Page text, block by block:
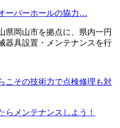
ーバーホールの協力…
県岡山市を拠点に、県内一円
器具設置・メンテナンスを行
こその技術力で点検修理も対
らメンテナンスしよう！